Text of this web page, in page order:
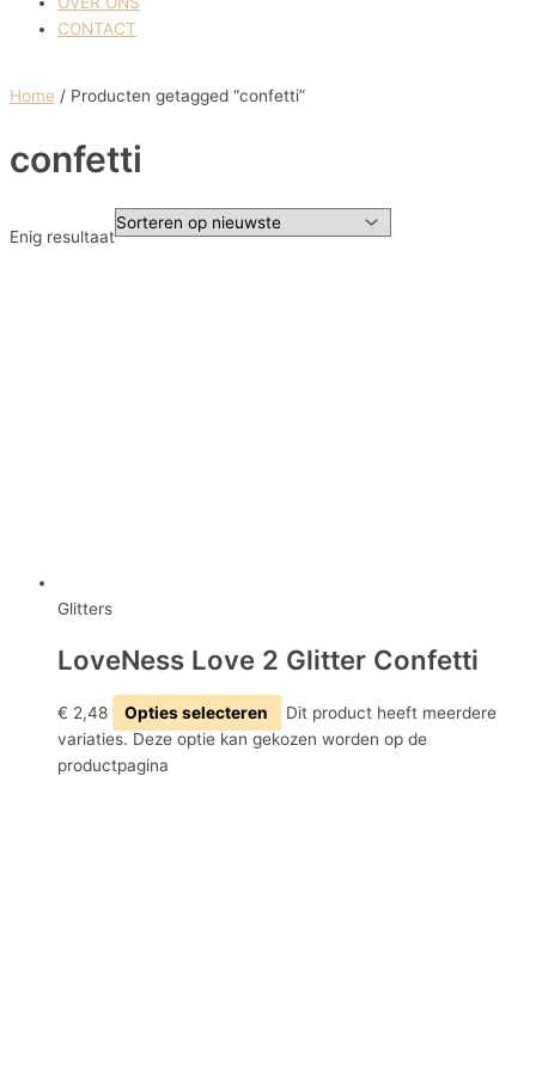
CONTACT
Home / Producten getagged “confetti”
confetti
Enig resultaat
Glitters
LoveNess Love 2 Glitter Confetti
€ 2,48 Opties selecteren
Dit product heeft meerdere
variaties. Deze optie kan gekozen worden op de
productpagina